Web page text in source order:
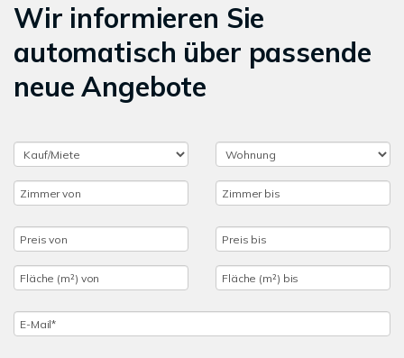
Wir informieren Sie
automatisch über passende
neue Angebote